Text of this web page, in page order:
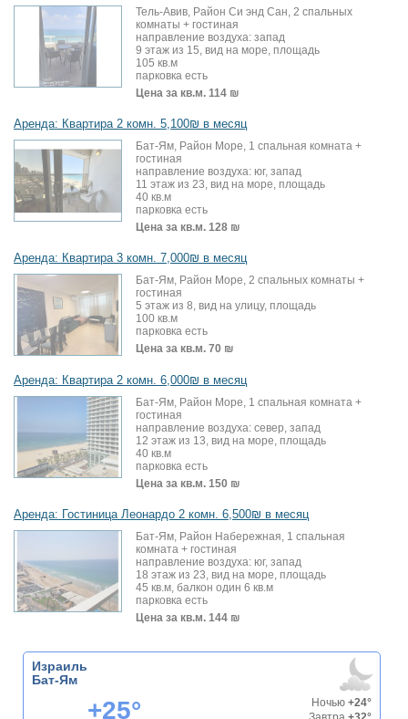
Тель-Авив, Район Си энд Сан, 2 спальных
комнаты + гостиная
направление воздуха: запад
9 этаж из 15, вид на море, площадь
105 кв.м
парковка есть
Цена за кв.м. 114 ₪
Аренда: Квартира 2 комн. 5,100₪ в месяц
Бат-Ям, Район Море, 1 спальная комната +
гостиная
направление воздуха: юг, запад
11 этаж из 23, вид на море, площадь
40 кв.м
парковка есть
Цена за кв.м. 128 ₪
Аренда: Квартира 3 комн. 7,000₪ в месяц
Бат-Ям, Район Море, 2 спальных комнаты +
гостиная
5 этаж из 8, вид на улицу, площадь
100 кв.м
парковка есть
Цена за кв.м. 70 ₪
Аренда: Квартира 2 комн. 6,000₪ в месяц
Бат-Ям, Район Море, 1 спальная комната +
гостиная
направление воздуха: север, запад
12 этаж из 13, вид на море, площадь
40 кв.м
парковка есть
Цена за кв.м. 150 ₪
Аренда: Гостиница Леонардо 2 комн. 6,500₪ в месяц
Бат-Ям, Район Набережная, 1 спальная
комната + гостиная
направление воздуха: юг, запад
18 этаж из 23, вид на море, площадь
45 кв.м, балкон один 6 кв.м
парковка есть
Цена за кв.м. 144 ₪
Израиль
Бат-Ям
+25° Ночью +24°